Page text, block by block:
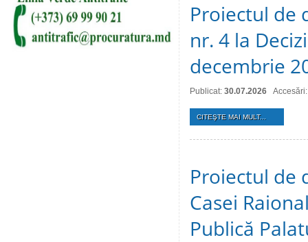
Proiectul de
nr. 4 la
decembrie
Publicat: 30.07.2026
CITEŞTE MAI MULT...
Proiectul de
Casei
Publică